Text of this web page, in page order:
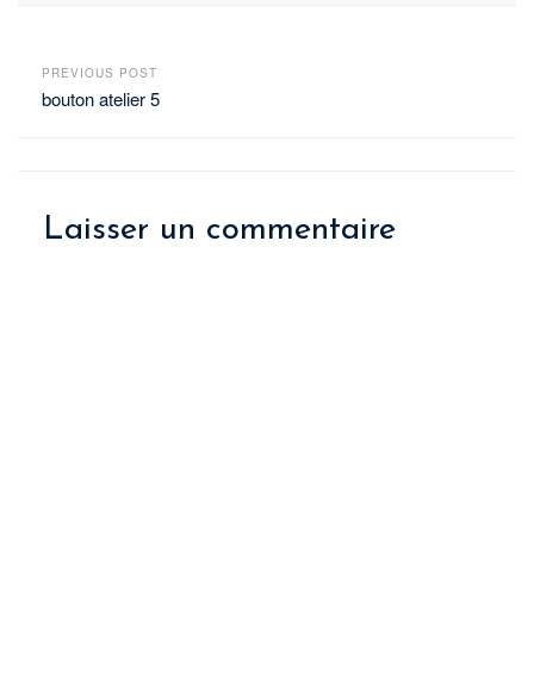
PREVIOUS POST
bouton atelier 5
Laisser un commentaire